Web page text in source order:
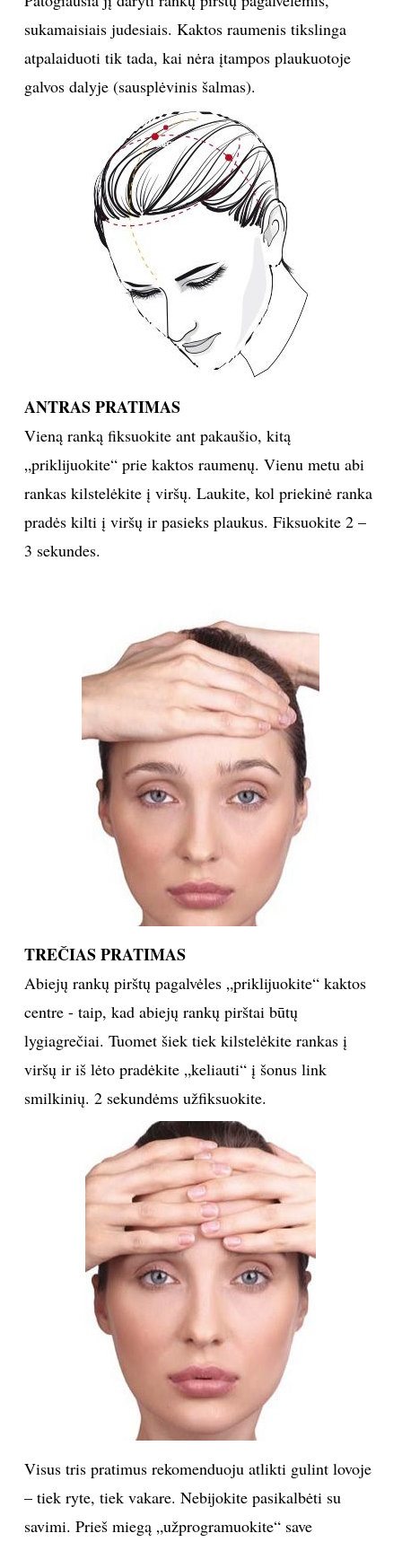
sukamaisiais judesiais. Kaktos raumenis tikslinga
atpalaiduoti tik tada, kai nėra įtampos plaukuotoje
galvos dalyje (sausplėvinis šalmas).
ANTRAS PRATIMAS
Vieną ranką fiksuokite ant pakaušio, kitą
„priklijuokite“ prie kaktos raumenų. Vienu metu abi
rankas kilstelėkite į viršų. Laukite, kol priekinė ranka
pradės kilti į viršų ir pasieks plaukus. Fiksuokite 2 –
3 sekundes.
TREČIAS PRATIMAS
Abiejų rankų pirštų pagalvėles „priklijuokite“ kaktos
centre - taip, kad abiejų rankų pirštai būtų
lygiagrečiai. Tuomet šiek tiek kilstelėkite rankas į
viršų ir iš lėto pradėkite „keliauti“ į šonus link
smilkinių. 2 sekundėms užfiksuokite.
Visus tris pratimus rekomenduoju atlikti gulint lovoje
– tiek ryte, tiek vakare. Nebijokite pasikalbėti su
savimi. Prieš miegą „užprogramuokite“ save